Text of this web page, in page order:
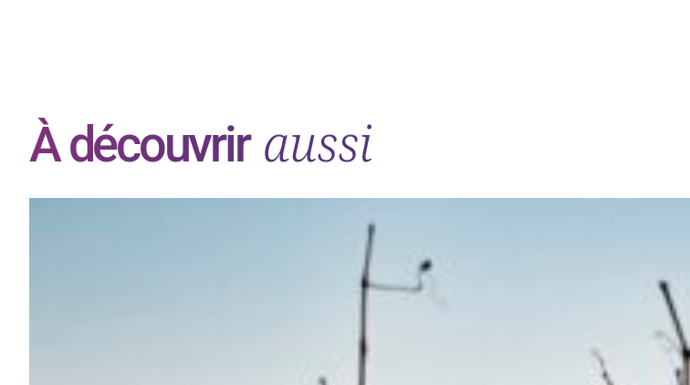
À découvrir aussi